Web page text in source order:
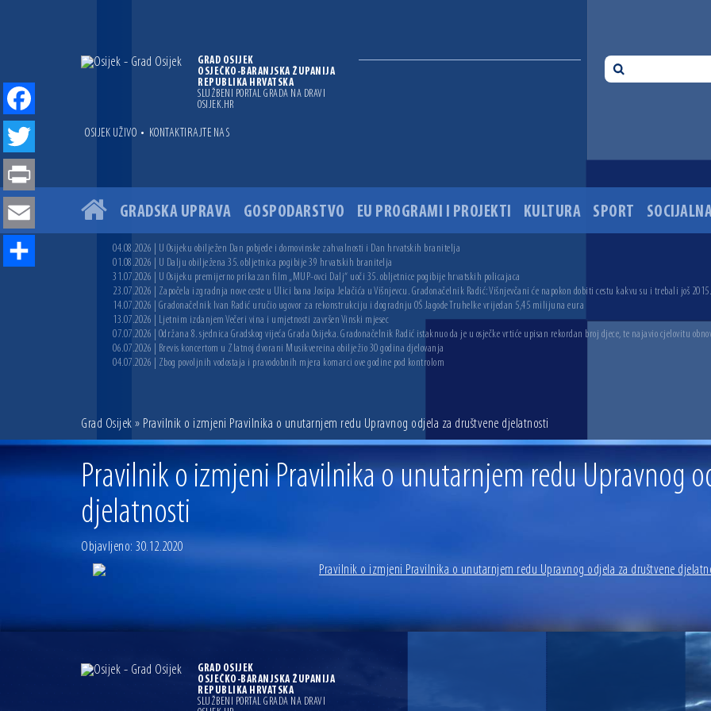
GRAD OSIJEK
OSJEČKO-BARANJSKA ŽUPANIJA
REPUBLIKA HRVATSKA
SLUŽBENI PORTAL GRADA NA DRAVI
OSIJEK.HR
OSIJEK UŽIVO • KONTAKTIRAJTE NAS
GRADSKA UPRAVA GOSPODARSTVO EU PROGRAMI I PROJEKTI KULTURA SPORT
04.08.2026 | U Osijeku obilježen Dan pobjede i domovinske zahvalnosti i Dan hrvatskih branitelja
01.08.2026 | U Dalju obilježena 35. obljetnica pogibije 39 hrvatskih branitelja
31.07.2026 | U Osijeku premijerno prikazan film „MUP-ovci Dalj“ uoči 35. obljetnice pogibije hrvatskih policajaca
23.07.2026 | Započela izgradnja nove ceste u Ulici bana Josipa Jelačića u Višnjevcu. Gradonačelnik Radić: Višnjevčani će napokon dobiti cestu kakvu su i trebali još
14.07.2026 | Gradonačelnik Ivan Radić uručio ugovor za rekonstrukciju i dogradnju OŠ Jagode Truhelke vrijedan 5,45 milijuna eura
13.07.2026 | Ljetnim izdanjem Večeri vina i umjetnosti završen Vinski mjesec
07.07.2026 | Održana 8. sjednica Gradskog vijeća Grada Osijeka. Gradonačelnik Radić istaknuo da je u osječke vrtiće upisan rekordan broj djece, te najavio cjelovitu
06.07.2026 | Brevis koncertom u Zlatnoj dvorani Musikvereina obilježio 30 godina djelovanja
04.07.2026 | Zbog povoljnih vodostaja i pravodobnih mjera komarci ove godine pod kontrolom
Grad Osijek » Pravilnik o izmjeni Pravilnika o unutarnjem redu Upravnog odjela za društvene djelatnosti
Pravilnik o izmjeni Pravilnika o unutarnjem redu Upravnog
djelatnosti
Objavljeno: 30.12.2020
Pravilnik o izmjeni Pravilnika o unutarnjem redu Upravnog odjela za društvene
GRAD OSIJEK
OSJEČKO-BARANJSKA ŽUPANIJA
REPUBLIKA HRVATSKA
SLUŽBENI PORTAL GRADA NA DRAVI
Facebook
Twitter
Print
Email